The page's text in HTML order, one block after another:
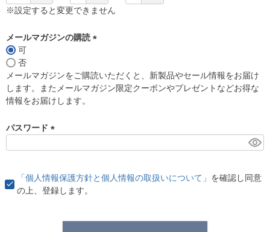
※設定すると変更できません
メールマガジンの購読
須
)
可
否
メールマガジンをご購読いただくと、新製品やセール情報をお届け
します。またメールマガジン限定クーポンやプレゼントなどお得な
情報をお届けします。
パスワード
)
「個人情報保護方針と個人情報の取扱いについて」 を確認し同意
の上、登録します。